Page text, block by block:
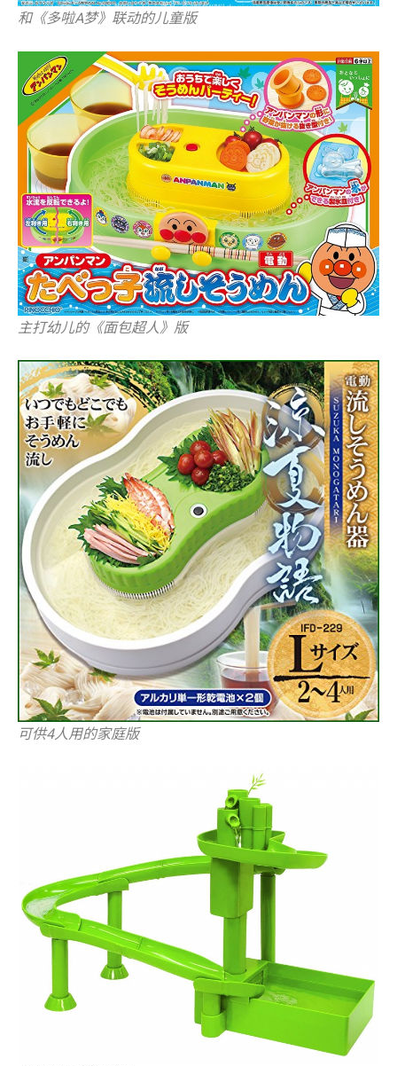
和《多啦A梦》联动的儿童版
主打幼儿的《面包超人》版
可供4人用的家庭版